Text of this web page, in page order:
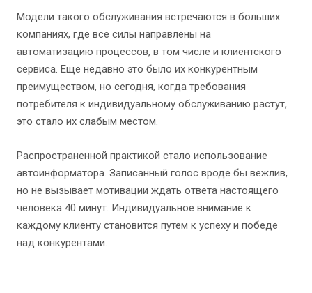
Модели такого обслуживания встречаются в больших
компаниях, где все силы направлены на
автоматизацию процессов, в том числе и клиентского
сервиса. Еще недавно это было их конкурентным
преимуществом, но сегодня, когда требования
потребителя к индивидуальному обслуживанию растут,
это стало их слабым местом.
Распространенной практикой стало использование
автоинформатора. Записанный голос вроде бы вежлив,
но не вызывает мотивации ждать ответа настоящего
человека 40 минут. Индивидуальное внимание к
каждому клиенту становится путем к успеху и победе
над конкурентами.